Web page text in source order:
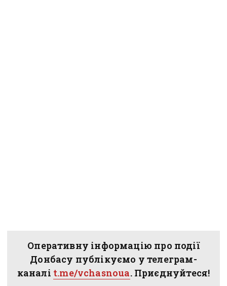
Оперативну інформацію про події
Донбасу публікуємо у телеграм-
каналі t.me/vchasnoua. Приєднуйтеся!